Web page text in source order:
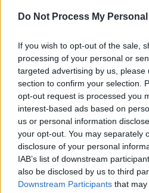
Do Not Process My
If you wish to opt-out of the sale,
processing of your personal or
targeted advertising by us, please
section to confirm your selection.
opt-out request is processed you
interest-based ads based on
us or personal information
your opt-out. You may separately
disclosure of your personal
IAB’s list of downstream
also be disclosed by us to third
Downstream Participants that
(@brodowin_de)
reduce the
agriculture.
🐄🧀 The King heard
apprentices,
work on the farm, to
about their
#RoyalVisitGermany